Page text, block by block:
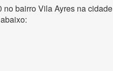
bairro Vila Ayres na cidade